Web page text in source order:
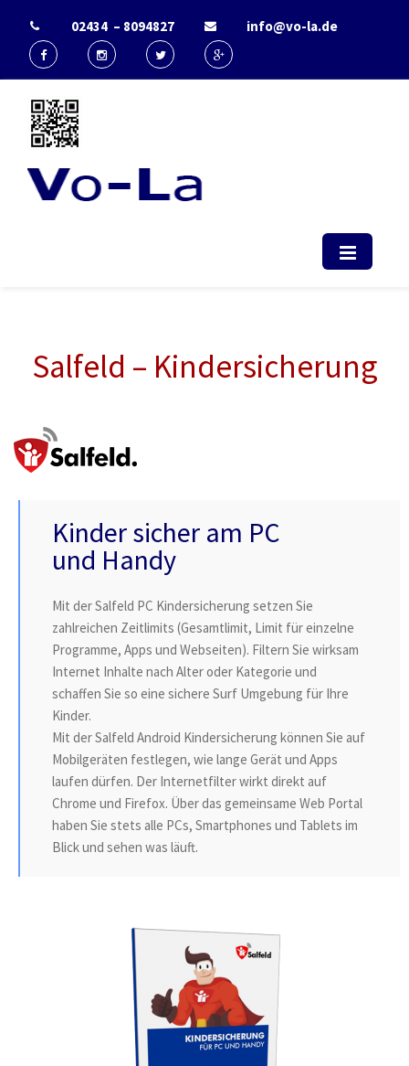
02434 – 8094827 info@vo-la.de
Salfeld – Kindersicherung
Kinder sicher am PC
und Handy
Mit der Salfeld PC Kindersicherung setzen Sie
zahlreichen Zeitlimits (Gesamtlimit, Limit für einzelne
Programme, Apps und Webseiten). Filtern Sie wirksam
Internet Inhalte nach Alter oder Kategorie und
schaffen Sie so eine sichere Surf Umgebung für Ihre
Kinder.
Mit der Salfeld Android Kindersicherung können Sie auf
Mobilgeräten festlegen, wie lange Gerät und Apps
laufen dürfen. Der Internetfilter wirkt direkt auf
Chrome und Firefox. Über das gemeinsame Web Portal
haben Sie stets alle PCs, Smartphones und Tablets im
Blick und sehen was läuft.